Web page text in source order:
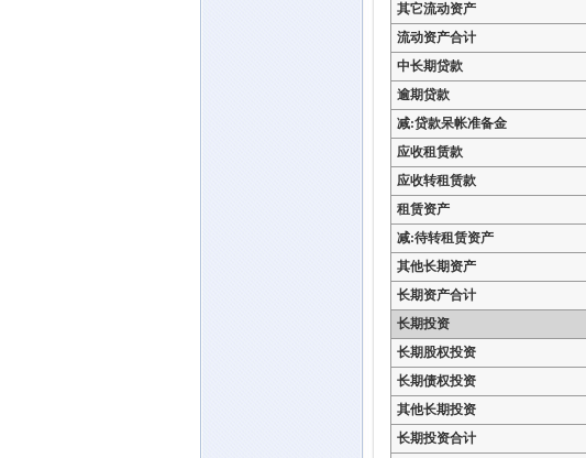
其它流动资产
流动资产合计
中长期贷款
逾期贷款
减:贷款呆帐准备金
应收租赁款
应收转租赁款
租赁资产
减:待转租赁资产
其他长期资产
长期资产合计
长期投资
长期股权投资
长期债权投资
其他长期投资
长期投资合计